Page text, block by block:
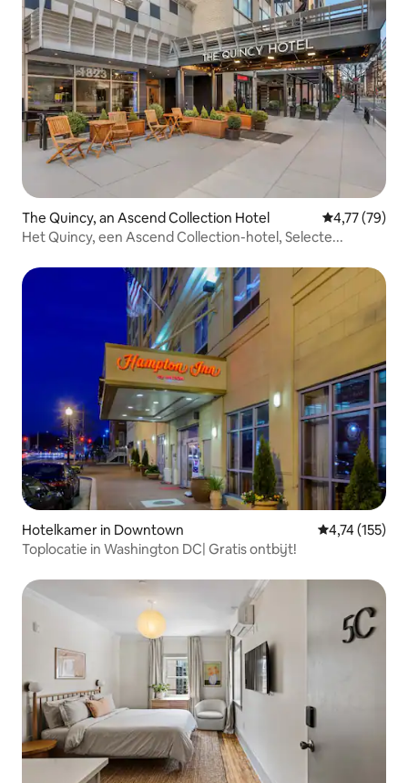
The Quincy, an Ascend Collection Hotel Gemiddelde
4,77 (79)
Het Quincy, een Ascend Collection-hotel, Selecte...
Hotelkamer in Downtown Gemiddelde
4,74 (155)
Toplocatie in Washington DC| Gratis ontbijt!